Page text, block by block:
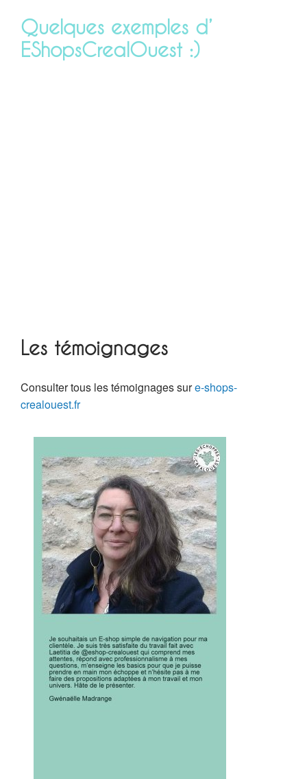
Quelques exemples d’
EShopsCrealOuest :)
Les témoignages
Consulter tous les témoignages sure-shops-
crealouest.fr